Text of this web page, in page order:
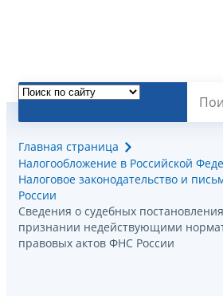
Главная страница
Налогообложение в Российской
Налоговое законодательство и
России
Сведения о судебных
признании недействующими
правовых актов ФНС России